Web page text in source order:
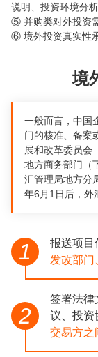
说明、投资环境分
⑤ 并购类对外投资
⑥ 境外投资真实性
境
一般而言，中国
门的核准、备案
展和改革委员会
地方商务部门（
汇管理局地方分
年6月1日后，外
1
报送项目
发改部门
2
签署法律
议、投资
交易方之